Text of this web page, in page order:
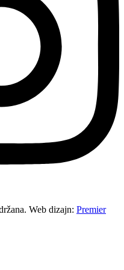
Web dizajn: Premier